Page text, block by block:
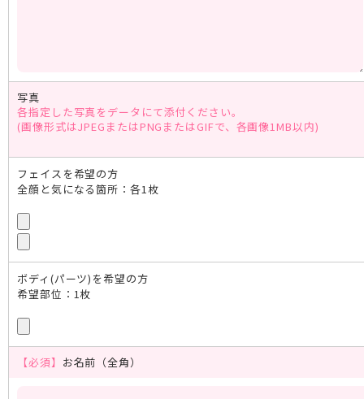
写真
各指定した写真をデータにて添付ください。
(画像形式はJPEGまたはPNGまたはGIFで、各画像1MB以内)
フェイスを希望の方
全顔と気になる箇所：各1枚
ボディ(パーツ)を希望の方
希望部位：1枚
【必須】 お名前（全角）